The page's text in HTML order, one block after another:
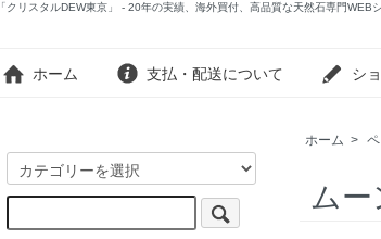
「クリスタルDEW東京」 - 20年の実績、海外買付、高品質な天然石専門WEB
ホーム 支払・配送について シ
ホーム >
ムー